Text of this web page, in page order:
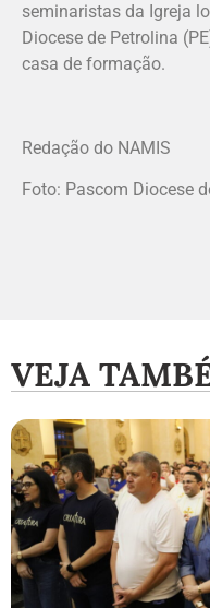
seminaristas da Igreja
Diocese de Petrolina
casa de formação.
Redação do NAMIS
Foto: Pascom Diocese
VEJA